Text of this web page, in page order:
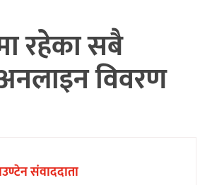
रहेका सबै
विवरण
संवाददाता